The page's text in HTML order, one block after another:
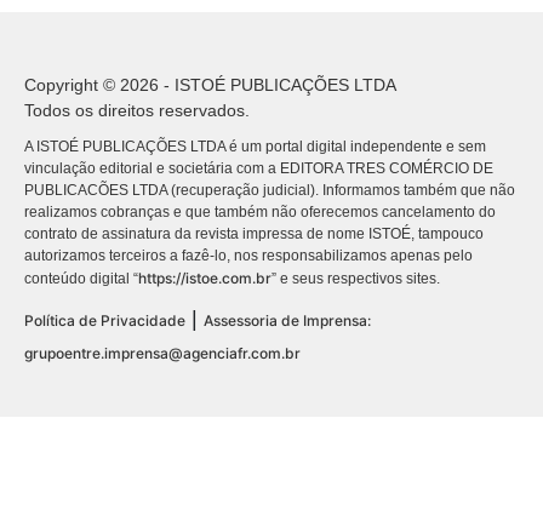
Copyright © 2026 - ISTOÉ PUBLICAÇÕES LTDA
Todos os direitos reservados.
A ISTOÉ PUBLICAÇÕES LTDA é um portal digital independente e sem
vinculação editorial e societária com a EDITORA TRES COMÉRCIO DE
PUBLICACÕES LTDA (recuperação judicial). Informamos também que não
realizamos cobranças e que também não oferecemos cancelamento do
contrato de assinatura da revista impressa de nome ISTOÉ, tampouco
autorizamos terceiros a fazê-lo, nos responsabilizamos apenas pelo
conteúdo digital “https://istoe.com.br” e seus respectivos sites.
Política de Privacidade | Assessoria de Imprensa:
grupoentre.imprensa@agenciafr.com.br